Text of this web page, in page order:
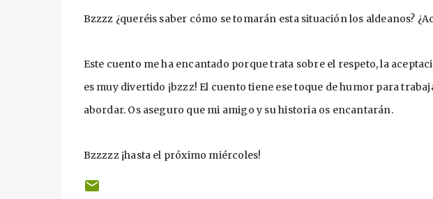
Bzzzz ¿queréis saber cómo se tomarán esta situación los aldeanos?
Este cuento me ha encantado porque trata sobre el respeto, la
es muy divertido ¡bzzz! El cuento tiene ese toque de humor para
abordar. Os aseguro que mi amigo y su historia os encantarán.
Bzzzzz ¡hasta el próximo miércoles!